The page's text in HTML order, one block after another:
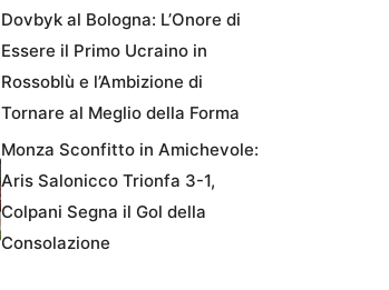
Dovbyk al Bologna: L’Onore di
Essere il Primo Ucraino in
Rossoblù e l’Ambizione di
Tornare al Meglio della Forma
Monza Sconfitto in Amichevole:
Aris Salonicco Trionfa 3-1,
Colpani Segna il Gol della
Consolazione